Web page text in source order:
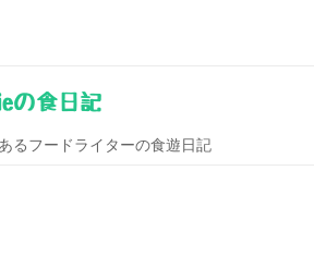
の食日記
るフードライターの食遊日記